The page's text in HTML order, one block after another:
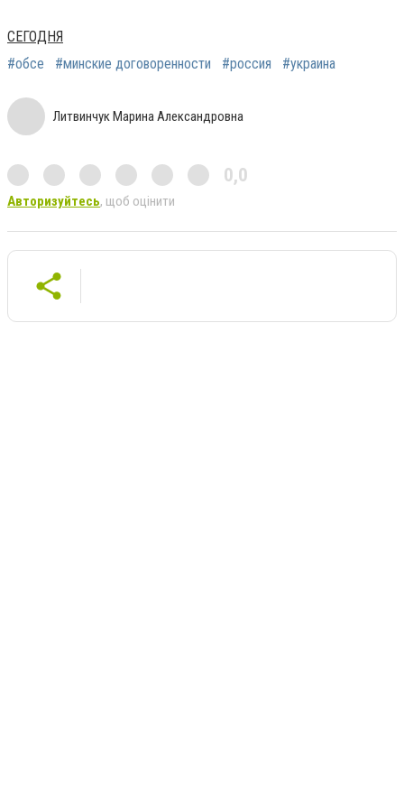
СЕГОДНЯ
#обсе
#минские договоренности #россия #украина
Литвинчук Марина Александровна
0,0
Авторизуйтесь, щоб оцінити